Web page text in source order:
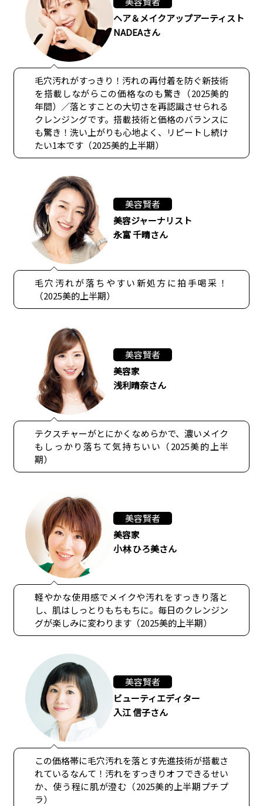
ヘア＆メイクアップアーティスト
NADEAさん
毛穴汚れがすっきり！汚れの再付着を防ぐ新技術
を搭載しながらこの価格なのも驚き（2025美的
年間）／落とすことの大切さを再認識させられる
クレンジングです。搭載技術と価格のバランスに
も驚き！洗い上がりも心地よく、リピートし続け
たい1本です（2025美的上半期）
美容賢者
美容ジャーナリスト
永富 千晴さん
毛穴汚れが落ちやすい新処方に拍手喝采！
（2025美的上半期）
美容賢者
美容家
浅利晴奈さん
テクスチャーがとにかくなめらかで、濃いメイク
もしっかり落ちて気持ちいい（2025美的上半
期）
美容賢者
美容家
小林 ひろ美さん
軽やかな使用感でメイクや汚れをすっきり落と
し、肌はしっとりもちもちに。毎日のクレンジン
グが楽しみに変わります（2025美的上半期）
美容賢者
ビューティエディター
入江 信子さん
この価格帯に毛穴汚れを落とす先進技術が搭載さ
れているなんて！汚れをすっきりオフできるせい
か、使う程に肌が澄む（2025美的上半期プチプ
ラ）